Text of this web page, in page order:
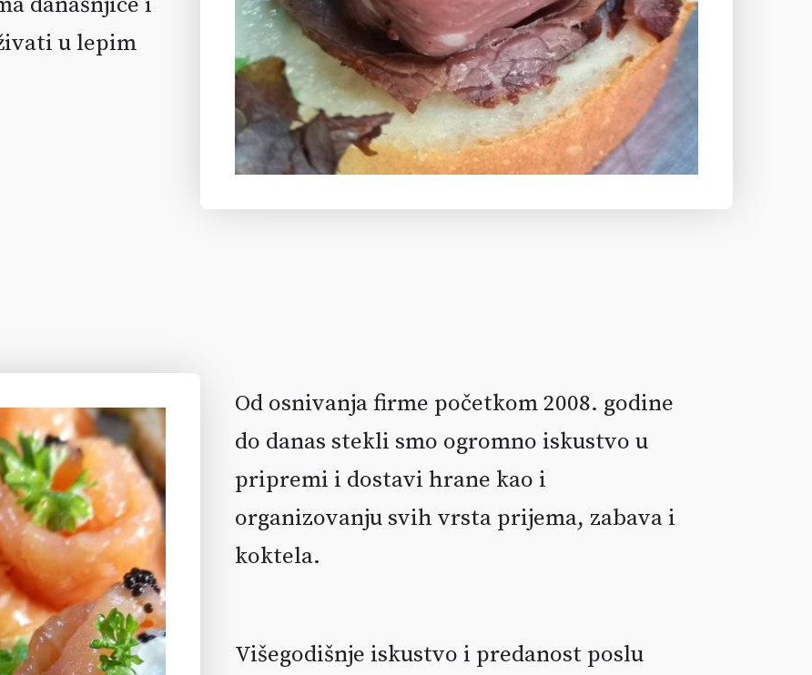
u lepim
Od osnivanja firme početkom 2008. godine
do danas stekli smo ogromno iskustvo u
pripremi i dostavi hrane kao i
organizovanju svih vrsta prijema, zabava i
koktela.
Višegodišnje iskustvo i predanost poslu